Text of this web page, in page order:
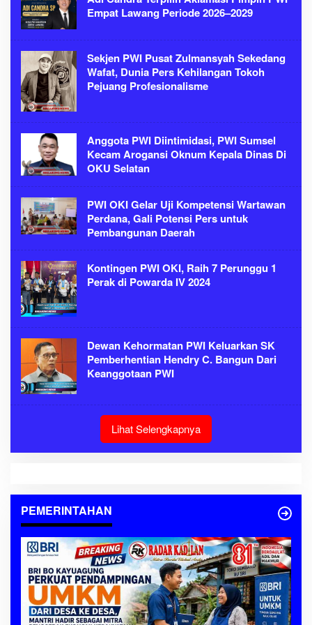
Empat Lawang Periode 2026–2029
Sekjen PWI Pusat Zulmansyah Sekedang
Wafat, Dunia Pers Kehilangan Tokoh
Pejuang Profesionalisme
Anggota PWI Diintimidasi, PWI Sumsel
Kecam Arogansi Oknum Kepala Dinas Di
OKU Selatan
PWI OKI Gelar Uji Kompetensi Wartawan
Perdana, Gali Potensi Pers untuk
Pembangunan Daerah
Kontingen PWI OKI, Raih 7 Perunggu 1
Perak di Powarda IV 2024
Dewan Kehormatan PWI Keluarkan SK
Pemberhentian Hendry C. Bangun Dari
Keanggotaan PWI
Lihat Selengkapnya
PEMERINTAHAN